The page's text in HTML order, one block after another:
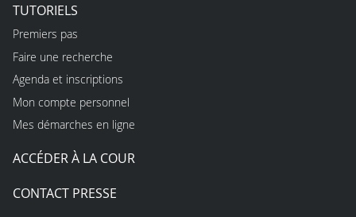
TUTORIELS
Premiers pas
Faire une recherche
Agenda et inscriptions
Mon compte personnel
Mes démarches en ligne
ACCÉDER À LA COUR
CONTACT PRESSE